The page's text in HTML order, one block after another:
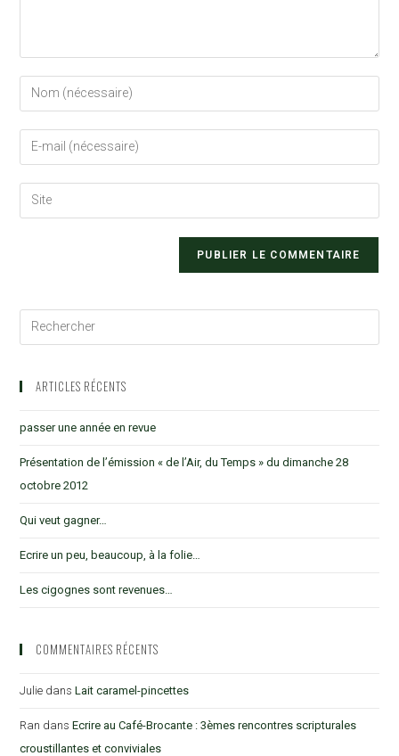
ARTICLES RÉCENTS
passer une année en revue
Présentation de l’émission « de l’Air, du Temps » du dimanche 28
octobre 2012
Qui veut gagner…
Ecrire un peu, beaucoup, à la folie…
Les cigognes sont revenues…
COMMENTAIRES RÉCENTS
Julie dansLait caramel-pincettes
Ran dansEcrire au Café-Brocante : 3èmes rencontres scripturales
croustillantes et conviviales